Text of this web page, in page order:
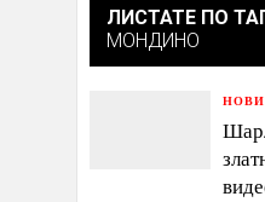
ЛИСТАТЕ ПО
МОНДИНО